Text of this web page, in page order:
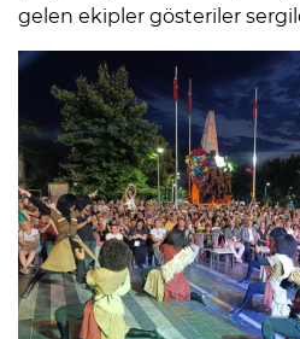
gelen ekipler gösteriler